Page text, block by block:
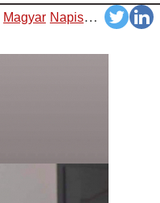
Magyar Napiszar Pasik